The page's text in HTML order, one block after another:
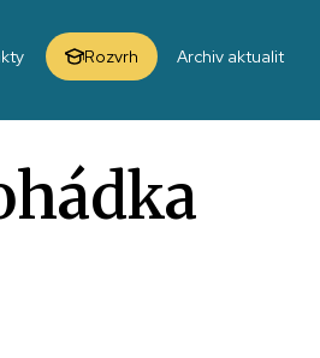
Rozvrh Archiv aktualit